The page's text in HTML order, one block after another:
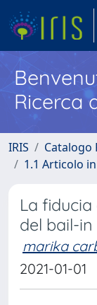
Ricerca
IRIS Catalogo
1.1 Articolo
La
del bail-in
marika
2021-01-01